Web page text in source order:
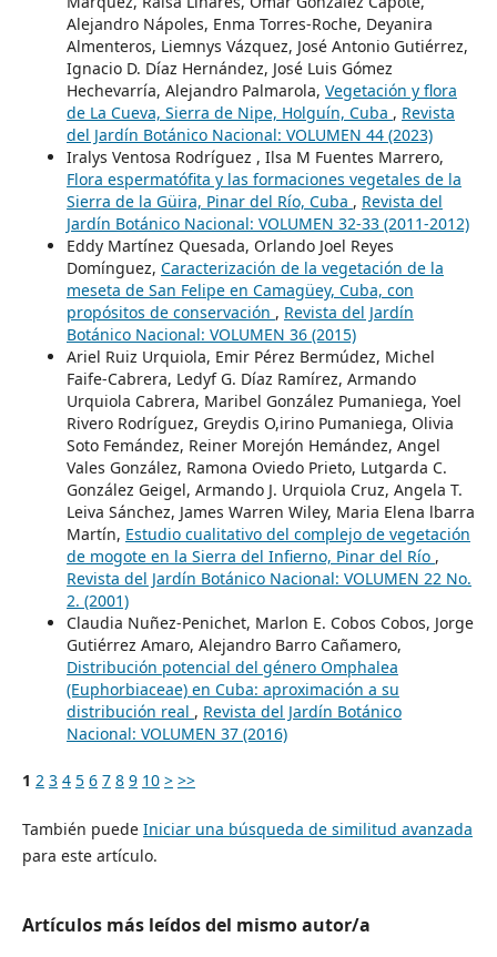
Alejandro Nápoles, Enma Torres-Roche, Deyanira
Almenteros, Liemnys Vázquez, José Antonio Gutiérrez,
Ignacio D. Díaz Hernández, José Luis Gómez
Hechevarría, Alejandro Palmarola, Vegetación y flora
de La Cueva, Sierra de Nipe, Holguín, Cuba , Revista
del Jardín Botánico Nacional: VOLUMEN 44 (2023)
Iralys Ventosa Rodríguez , Ilsa M Fuentes Marrero,
Flora espermatófita y las formaciones vegetales de la
Sierra de la Güira, Pinar del Río, Cuba , Revista del
Jardín Botánico Nacional: VOLUMEN 32-33 (2011-2012)
Eddy Martínez Quesada, Orlando Joel Reyes
Domínguez, Caracterización de la vegetación de la
meseta de San Felipe en Camagüey, Cuba, con
propósitos de conservación , Revista del Jardín
Botánico Nacional: VOLUMEN 36 (2015)
Ariel Ruiz Urquiola, Emir Pérez Bermúdez, Michel
Faife-Cabrera, Ledyf G. Díaz Ramírez, Armando
Urquiola Cabrera, Maribel González Pumaniega, Yoel
Rivero Rodríguez, Greydis O,irino Pumaniega, Olivia
Soto Femández, Reiner Morejón Hemández, Angel
Vales González, Ramona Oviedo Prieto, Lutgarda C.
González Geigel, Armando J. Urquiola Cruz, Angela T.
Leiva Sánchez, James Warren Wiley, Maria Elena lbarra
Martín, Estudio cualitativo del complejo de vegetación
de mogote en la Sierra del Infierno, Pinar del Río ,
Revista del Jardín Botánico Nacional: VOLUMEN 22 No.
2. (2001)
Claudia Nuñez-Penichet, Marlon E. Cobos Cobos, Jorge
Gutiérrez Amaro, Alejandro Barro Cañamero,
Distribución potencial del género Omphalea
(Euphorbiaceae) en Cuba: aproximación a su
distribución real , Revista del Jardín Botánico
Nacional: VOLUMEN 37 (2016)
1 2 3 4 5 6 7 8 9 10 > >>
También puede Iniciar una búsqueda de similitud avanzada
para este artículo.
Artículos más leídos del mismo autor/a